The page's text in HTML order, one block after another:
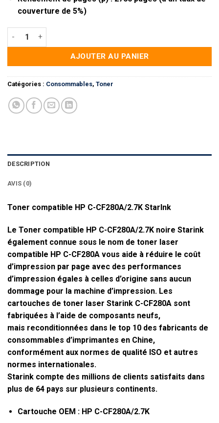
couverture de 5%)
quantité de Toner compatible HP C-CF280A/2.7K
AJOUTER AU PANIER
Catégories : Consommables, Toner
DESCRIPTION
AVIS (0)
Toner compatible HP C-CF280A/2.7K StarInk
Le Toner compatible HP C-CF280A/2.7K noire Starink
également connue sous le nom de toner laser
compatible HP C-CF280A vous aide à réduire le coût
d’impression par page avec des performances
d’impression égales à celles d’origine sans aucun
dommage pour la machine d’impression. Les
cartouches de toner laser Starink C-CF280A sont
fabriquées à l’aide de composants neufs,
mais reconditionnées dans le top 10 des fabricants de
consommables d’imprimantes en Chine,
conformément aux normes de qualité ISO et autres
normes internationales.
Starink compte des millions de clients satisfaits dans
plus de 64 pays sur plusieurs continents.
Cartouche OEM : HP C-CF280A/2.7K